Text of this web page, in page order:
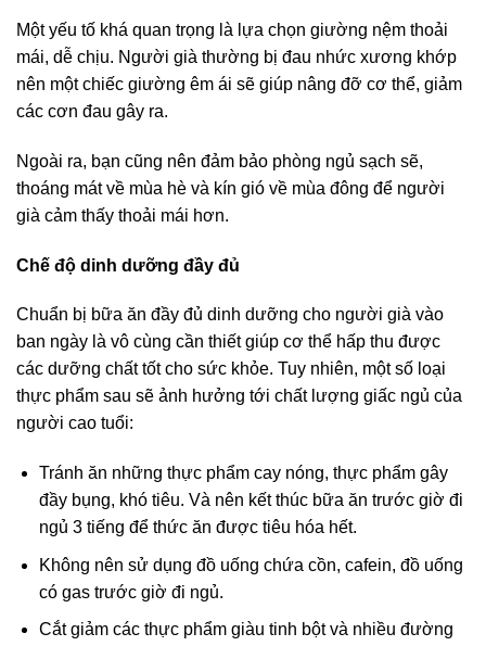
Một yếu tố khá quan trọng là lựa chọn giường nệm thoải
mái, dễ chịu. Người già thường bị đau nhức xương khớp
nên một chiếc giường êm ái sẽ giúp nâng đỡ cơ thể, giảm
các cơn đau gây ra.
Ngoài ra, bạn cũng nên đảm bảo phòng ngủ sạch sẽ,
thoáng mát về mùa hè và kín gió về mùa đông để người
già cảm thấy thoải mái hơn.
Chế độ dinh dưỡng đầy đủ
Chuẩn bị bữa ăn đầy đủ dinh dưỡng cho người già vào
ban ngày là vô cùng cần thiết giúp cơ thể hấp thu được
các dưỡng chất tốt cho sức khỏe. Tuy nhiên, một số loại
thực phẩm sau sẽ ảnh hưởng tới chất lượng giấc ngủ của
người cao tuổi:
Tránh ăn những thực phẩm cay nóng, thực phẩm gây
đầy bụng, khó tiêu. Và nên kết thúc bữa ăn trước giờ đi
ngủ 3 tiếng để thức ăn được tiêu hóa hết.
Không nên sử dụng đồ uống chứa cồn, cafein, đồ uống
có gas trước giờ đi ngủ.
Cắt giảm các thực phẩm giàu tinh bột và nhiều đường